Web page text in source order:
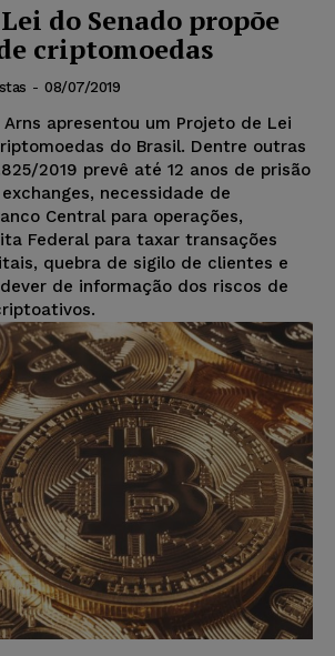
do Senado propõe
criptomoedas
- 08/07/2019
apresentou um Projeto de Lei
do Brasil. Dentre outras
2019 prevê até 12 anos de prisão
necessidade de
Central para operações,
Federal para taxar transações
quebra de sigilo de clientes e
de informação dos riscos de